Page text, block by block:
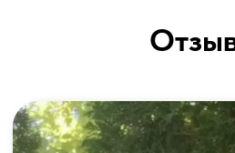
Как добраться?
Построить маршрут